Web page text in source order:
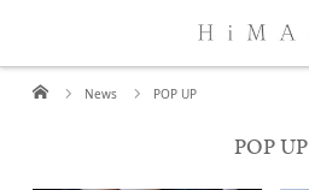
News POP UP
POP UP